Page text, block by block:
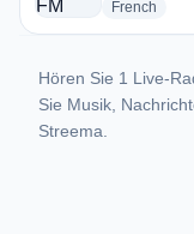
French
Hören Sie 1 Live-
Sie Musik,
Streema.